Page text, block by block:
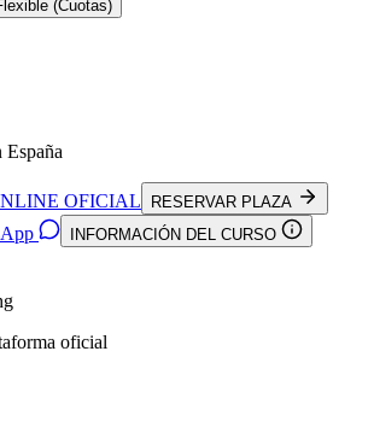
(Cuotas)
OFICIAL RESERVAR PLAZA
INFORMACIÓN DEL CURSO
oficial